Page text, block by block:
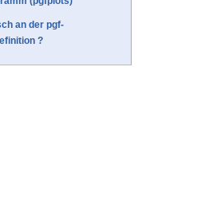
for explanation.Type H <return>
for explanation.Type H <return>
an der pgf-
?